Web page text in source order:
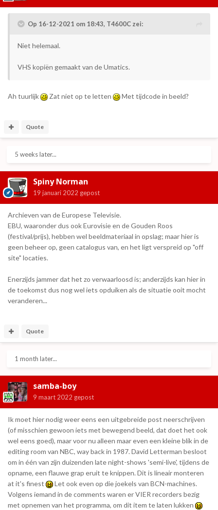
Op 16-12-2021 om 18:43, T4600C zei:
Niet helemaal.
VHS kopiën gemaakt van de Umatics.
Ah tuurlijk Zat niet op te letten Met tijdcode in beeld?
Quote
5 weeks later...
Spiny Norman
19 januari 2022 gepost
Archieven van de Europese Televisie.
EBU, waaronder dus ook Eurovisie en de Gouden Roos
(festival/prijs), hebben wel beeldmateriaal in opslag; maar hier is
geen beheer op, geen catalogus van, en het ligt verspreid op "off
site" locaties.
Enerzijds jammer dat het zo verwaarloosd is; anderzijds kan hier in
de toekomst dus nog wel iets opduiken als de situatie ooit mocht
veranderen...
Quote
1 month later...
samba-boy
9 maart 2022 gepost
Ik moet hier nodig weer eens een uitgebreide post neerschrijven
(of misschien gewoon iets met bewegend beeld, dat doet het ook
wel eens goed), maar voor nu alleen maar even een kleine blik in de
editing room van NBC, way back in 1987. David Letterman besloot
om in één van zijn duizenden late night-shows 'semi-live', tijdens de
opname, een flauwe grap eruit te knippen. Dit is lineair monteren
at it's finest
Let ook even op die joekels van BCN-machines.
Volgens iemand in de comments waren er VIER recorders bezig
met opnemen van het programma, om dit item te laten lukken